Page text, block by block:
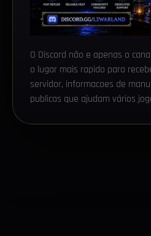
O Discord não e apenas o
o lugar mais rapido para
servidor, informacoes de
publicas que ajudam vários